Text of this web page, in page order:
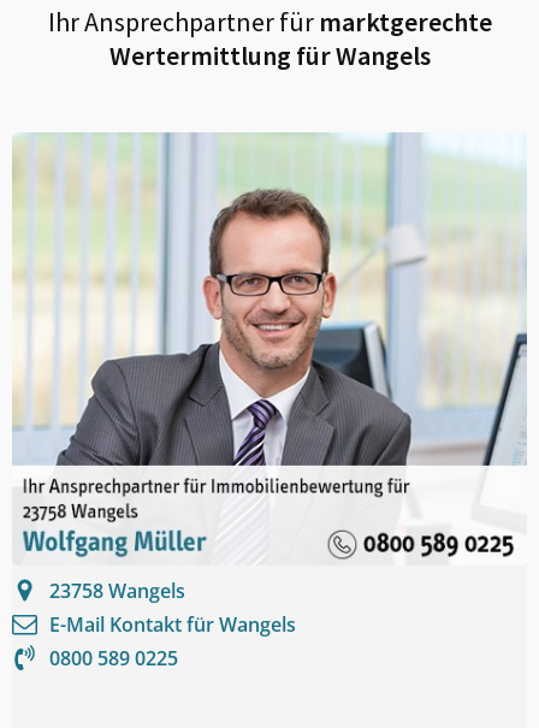
Ihr Ansprechpartner fürmarktgerechte
Wertermittlung fürWangels
23758Wangels
E-Mail Kontakt fürWangels
0800 589 0225